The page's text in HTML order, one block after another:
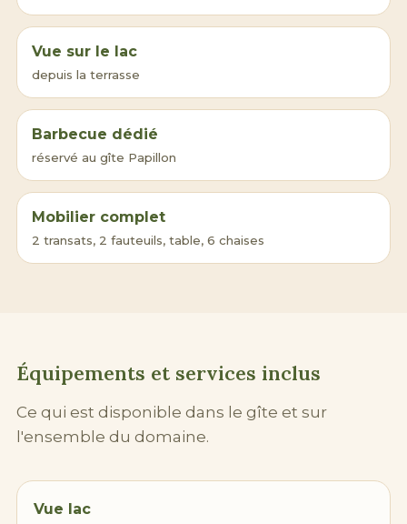
Vue sur le lac
depuis la terrasse
Barbecue dédié
réservé au gîte Papillon
Mobilier complet
2 transats, 2 fauteuils, table, 6 chaises
Équipements et services inclus
Ce qui est disponible dans le gîte et sur
l'ensemble du domaine.
Vue lac